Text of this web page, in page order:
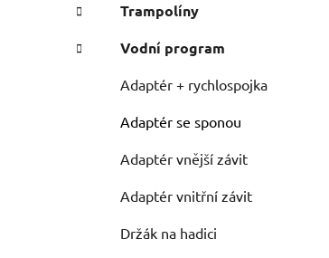
Trampolíny
Vodní program
Adaptér + rychlospojka
Adaptér se sponou
Adaptér vnější závit
Adaptér vnitřní závit
Držák na hadici